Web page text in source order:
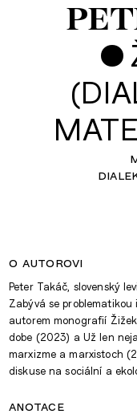
•
o autorovi
Peter Takáč, slovenský
Zabývá se problematikou
autorem monografií
dobe (2023) a Už len
marxizme a marxistoch
diskuse na sociální a
anotace